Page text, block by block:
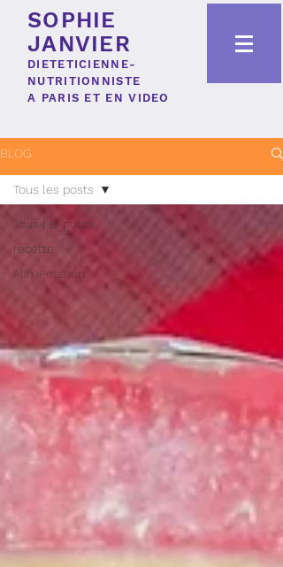
SOPHIE
JANVIER
DIETETICIENNE-
NUTRITIONNISTE
A PARIS ET EN VIDEO
BLOG
Tous les posts
recette
Alimentation
Tous les posts